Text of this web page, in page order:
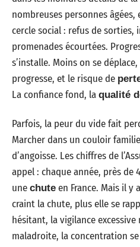
nombreuses personnes
cercle social : refus de sorties,
promenades écourtées.
s’installe. Moins on se
progresse, et le risque de
La confiance fond, la qualité
Parfois, la peur du vide fait
Marcher dans un couloir
d’angoisse. Les chiffres de
appel : chaque année, près de
une chute en France. Mais il y
craint la chute, plus elle se
hésitant, la vigilance
maladroite, la concentration